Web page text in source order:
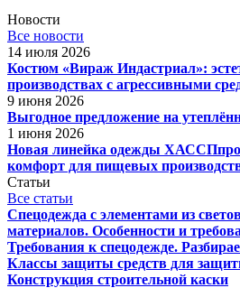
Новости
Все новости
14 июля 2026
Костюм «Вираж Индастриал»:
производствах с агрессивными
9 июня 2026
Выгодное предложение на
1 июня 2026
Новая линейка одежды ХАССПпро:
комфорт для пищевых
Статьи
Все статьи
Спецодежда с элементами из
материалов. Особенности и
Требования к спецодежде.
Классы защиты средств для
Конструкция строительной каски